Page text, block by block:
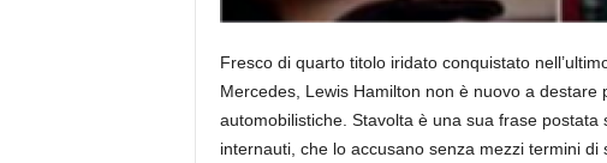
Fresco di quarto titolo iridato conquistato
Mercedes, Lewis Hamilton non è nuovo a
automobilistiche. Stavolta è una sua frase
internauti, che lo accusano senza mezzi termini di